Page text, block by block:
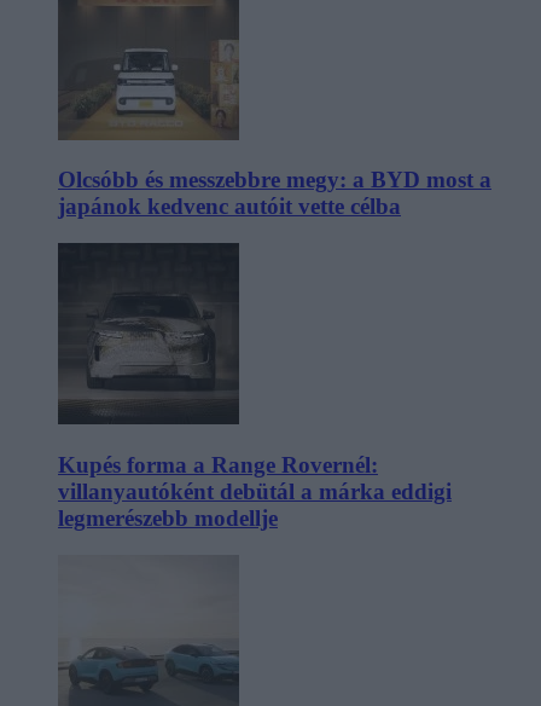
Olcsóbb és messzebbre megy: a BYD most a
japánok kedvenc autóit vette célba
Kupés forma a Range Rovernél:
villanyautóként debütál a márka eddigi
legmerészebb modellje